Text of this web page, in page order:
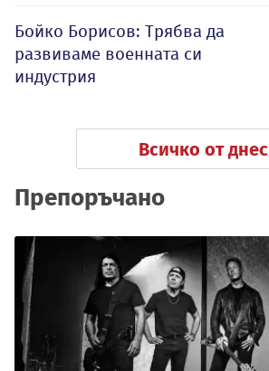
Бойко Борисов: Трябва да
развиваме военната си
индустрия
Всичко от днес
Препоръчано